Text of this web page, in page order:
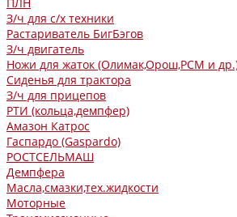
З/ч для с/х техники
Растариватель БигБэгов
З/ч двигатель
Ножи для жаток (Олимак,Орош,РСМ и
Сиденья для трактора
З/ч для прицепов
РТИ (кольца,демпфер)
Амазон Катрос
Гаспардо (Gaspardo)
РОСТСЕЛЬМАШ
Демпфера
Масла,смазки,тех.жидкости
Моторные